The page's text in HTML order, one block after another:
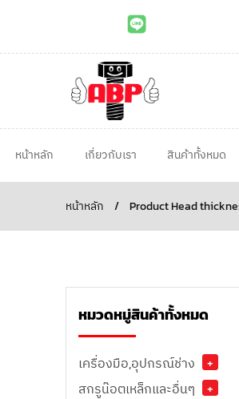
หน้าหลัก เกี่ยวกับเรา สินค้าทั้งหมด
หน้าหลัก / Product Head
หมวดหมู่สินค้าทั้งหมด
เครื่องมือ,อุปกรณ์ช่าง
+
สกรูน๊อตเหล็กและอื่นๆ
+